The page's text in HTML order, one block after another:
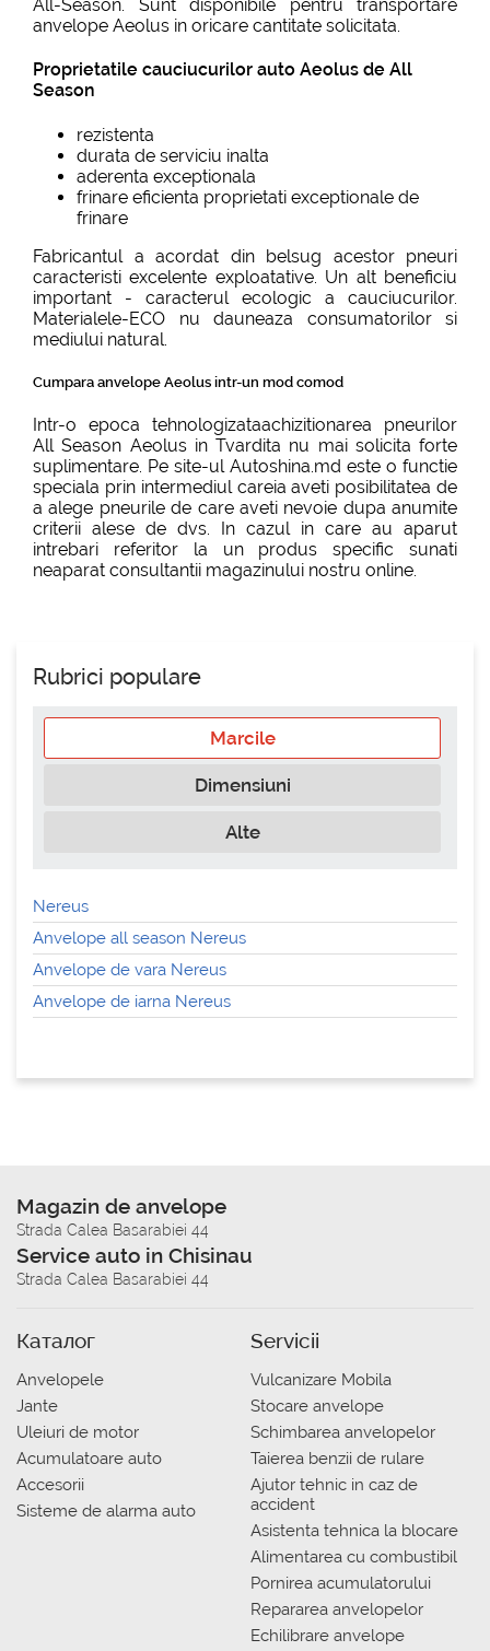
All-Season. Sunt disponibile pentru transportare
anvelope Aeolus in oricare cantitate solicitata.
Proprietatile cauciucurilor auto Aeolus de All
Season
rezistenta
durata de serviciu inalta
aderenta exceptionala
frinare eficienta proprietati exceptionale de
frinare
Fabricantul a acordat din belsug acestor pneuri
caracteristi excelente exploatative. Un alt beneficiu
important - caracterul ecologic a cauciucurilor.
Materialele-ECO nu dauneaza consumatorilor si
mediului natural.
Cumpara anvelope Aeolus intr-un mod comod
Intr-o epoca tehnologizataachizitionarea pneurilor
All Season Aeolus in Tvardita nu mai solicita forte
suplimentare. Pe site-ul Autoshina.md este o functie
speciala prin intermediul careia aveti posibilitatea de
a alege pneurile de care aveti nevoie dupa anumite
criterii alese de dvs. In cazul in care au aparut
intrebari referitor la un produs specific sunati
neaparat consultantii magazinului nostru online.
Rubrici populare
Marcile
Dimensiuni
Alte
Nereus
Anvelope all season Nereus
Anvelope de vara Nereus
Anvelope de iarna Nereus
Magazin de anvelope
Strada Calea Basarabiei 44
Service auto in Chisinau
Strada Calea Basarabiei 44
Каталог
Anvelopele
Jante
Uleiuri de motor
Acumulatoare auto
Accesorii
Sisteme de alarma auto
Servicii
Vulcanizare Mobila
Stocare anvelope
Schimbarea anvelopelor
Taierea benzii de rulare
Ajutor tehnic in caz de
accident
Asistenta tehnica la blocare
Alimentarea cu combustibil
Pornirea acumulatorului
Repararea anvelopelor
Echilibrare anvelope